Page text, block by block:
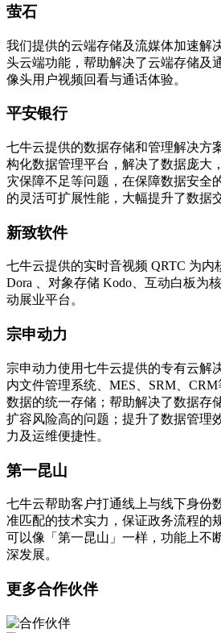
萤石
我们提供的云端存储及流媒体加速解
头云端功能，帮助解决了云端存储及
像头用户视频回看与通话体验。
平安银行
七牛云提供的数据存储和管理解决方
构化数据管理平台，解决了数据庞大
灾保障不足等问题，在保障数据安全
的灵活可扩展性能，大幅提升了数据
新致软件
七牛云提供的实时音视频 QRTC 为内
Dora 、对象存储 Kodo、互动白板为
动展业平台。
宗申动力
宗申动力使用七牛云提供的专有云解
内文件管理系统、MES、SRM、
数据的统一存储；帮助解决了数据存
扩容风险高的问题；提升了数据管理
力及运维便捷性。
第一昆山
七牛云帮助客户打通线上与线下身份
准匹配的技术实力，保证政务流程的
可以像「第一昆山」一样，功能上不
深发展。
更多合作伙伴